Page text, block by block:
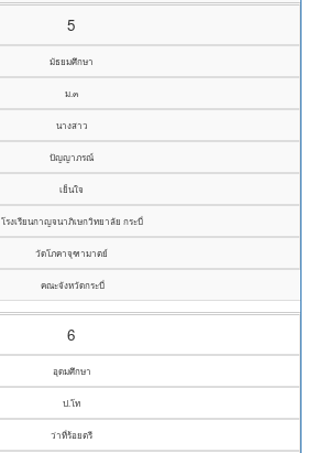
5
มัธยมศึกษา
ม.๓
นางสาว
ปัญญาภรณ์
เย็นใจ
โรงเรียนกาญจนาภิเษกวิทยาลัย กระบี่
วัดโภคาจุฑามาตย์
คณะจังหวัดกระบี่
6
อุดมศึกษา
ป.โท
ว่าที่ร้อยตรี